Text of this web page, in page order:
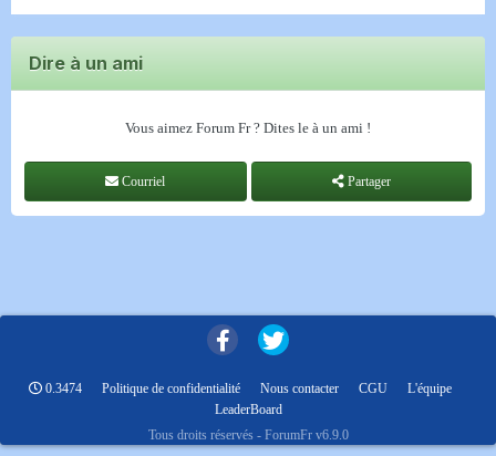
Dire à un ami
Vous aimez Forum Fr ? Dites le à un ami !
Courriel Partager
0.3474 Politique de confidentialité Nous contacter CGU
L'équipe
LeaderBoard
Tous droits réservés - ForumFr v6.9.0